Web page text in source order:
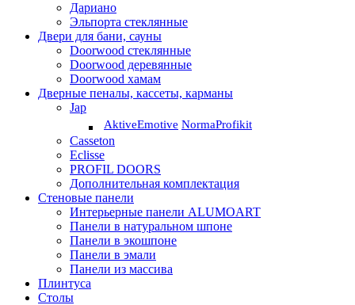
Дариано
Эльпорта стеклянные
Двери для бани, сауны
Doorwood стеклянные
Doorwood деревянные
Doorwood хамам
Дверные пеналы, кассеты, карманы
Jap
AktiveEmotive NormaProfikit
Casseton
Eclisse
PROFIL DOORS
Дополнительная комплектация
Стеновые панели
Интерьерные панели ALUMOART
Панели в натуральном шпоне
Панели в экошпоне
Панели в эмали
Панели из массива
Плинтуса
Столы